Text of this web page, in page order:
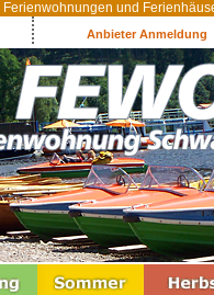
Ferienwohnungen und
Anbieter Anmeldung